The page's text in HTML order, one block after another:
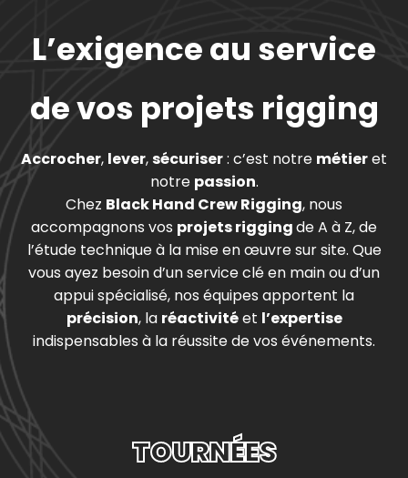
L’exigence au service
de vos projets rigging
Accrocher, lever,sécuriser: c’est notre métieret
notre passion.
Chez Black Hand Crew Rigging, nous
accompagnons vos projets riggingde A à Z, de
l’étude technique à la mise en œuvre sur site. Que
vous ayez besoin d’un service clé en main ou d’un
appui spécialisé, nos équipes apportent la
précision, la réactivitéet l’expertise
indispensables à la réussite de vos événements.
FESTIVALS